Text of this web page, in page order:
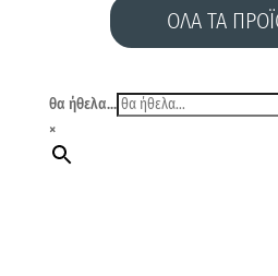
ΟΛΑ ΤΑ
θα ήθελα...
×